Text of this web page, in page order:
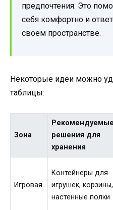
предпочтения. Это
себя комфортно и
своем пространстве.
Некоторые идеи можно
таблицы:
Зона
Рекомендуемые
решения для
хранения
Игровая
Контейнеры для
игрушек, корзины,
настенные полки